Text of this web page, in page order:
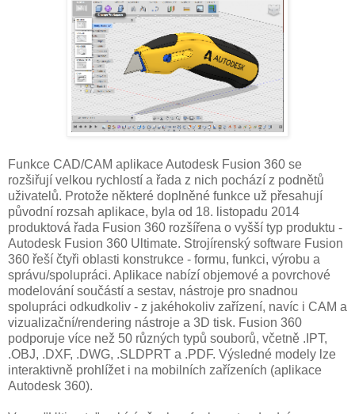
Funkce CAD/CAM aplikace Autodesk Fusion 360 se
rozšiřují velkou rychlostí a řada z nich pochází z podnětů
uživatelů. Protože některé doplněné funkce už přesahují
původní rozsah aplikace, byla od 18. listopadu 2014
produktová řada Fusion 360 rozšířena o vyšší typ produktu -
Autodesk Fusion 360 Ultimate. Strojírenský software Fusion
360 řeší čtyři oblasti konstrukce - formu, funkci, výrobu a
správu/spolupráci. Aplikace nabízí objemové a povrchové
modelování součástí a sestav, nástroje pro snadnou
spolupráci odkudkoliv - z jakéhokoliv zařízení, navíc i CAM a
vizualizační/rendering nástroje a 3D tisk. Fusion 360
podporuje více než 50 různých typů souborů, včetně .IPT,
.OBJ, .DXF, .DWG, .SLDPRT a .PDF. Výsledné modely lze
interaktivně prohlížet i na mobilních zařízeních (aplikace
Autodesk 360).